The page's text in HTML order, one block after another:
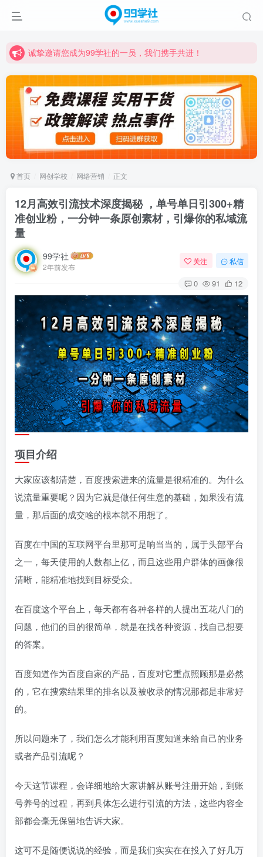
诚挚邀请您成为99学社的一员，我们携手共进！
诚挚邀请您成为99学社的一员，我们携手共进！
学习路上不孤独，99学社与你同行！分享全网优质VIP资源，炒股教程、创业教程、网络营销教程、自媒体短视频教程等，长期更新各大精品创业项目！
首页 网创学校 网络营销 正文
12月高效引流技术深度揭秘 ，单号单日引300+精
准创业粉，一分钟一条原创素材，引爆你的私域流
量
99学社
2年前发布
关注 私信
0 91 12
项目介绍
大家应该都清楚，百度搜索进来的流量是很精准的。为什么
说流量重要呢？因为它就是做任何生意的基础，如果没有流
量，那后面的成交啥的根本就不用想了。
百度在中国的互联网平台里那可是响当当的，属于头部平台
之一，每天使用的人数都上亿，而且这些用户群体的画像很
清晰，能精准地找到目标受众。
在百度这个平台上，每天都有各种各样的人提出五花八门的
问题，他们的目的很简单，就是在找各种资源，找自己想要
的答案。
百度知道作为百度自家的产品，百度对它重点照顾那是必然
的，它在搜索结果里的排名以及被收录的情况那都是非常好
的。
所以问题来了，我们怎么才能利用百度知道来给自己的业务
或者产品引流呢？
今天这节课程，会详细地给大家讲解从账号注册开始，到账
号养号的过程，再到具体怎么进行引流的方法，这些内容全
部都会毫无保留地告诉大家。
这可不是随便说说的经验，而是我们实实在在投入了好几万